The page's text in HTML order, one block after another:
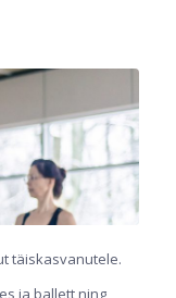
täiskasvanutele.